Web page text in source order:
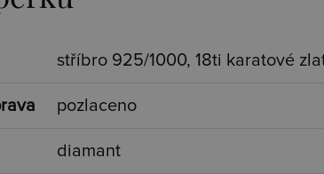
stříbro 925/1000, 18ti karatové
pozlaceno
diamant